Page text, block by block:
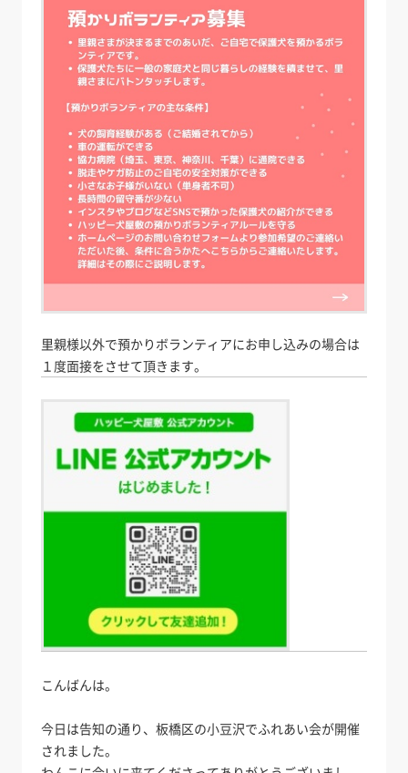
里親様以外で預かりボランティアにお申し込みの場合は
１度面接をさせて頂きます。
こんばんは。
今日は告知の通り、板橋区の小豆沢でふれあい会が開催
されました。